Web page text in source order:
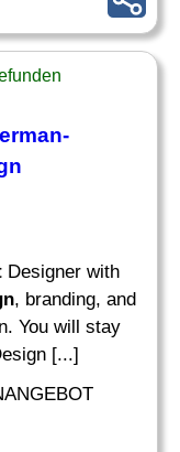
Designer with
, branding, and
You will stay
[...]